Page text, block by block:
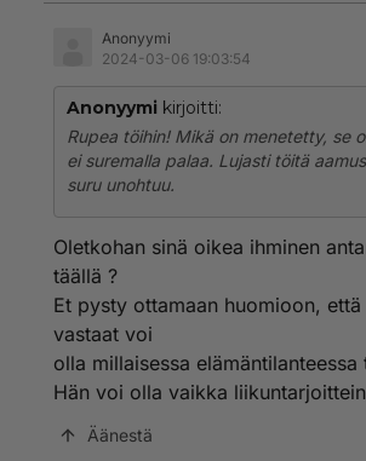
Anonyymi
2024-03-06 19:03:54
Anonyymi kirjoitti:
Rupea töihin! Mikä on menetetty, se
ei suremalla palaa. Lujasti töitä
suru unohtuu.
Oletkohan sinä oikea ihminen
täällä ?
Et pysty ottamaan huomioon,
vastaat voi
olla millaisessa elämäntilanteessa
Hän voi olla vaikka
Äänestä